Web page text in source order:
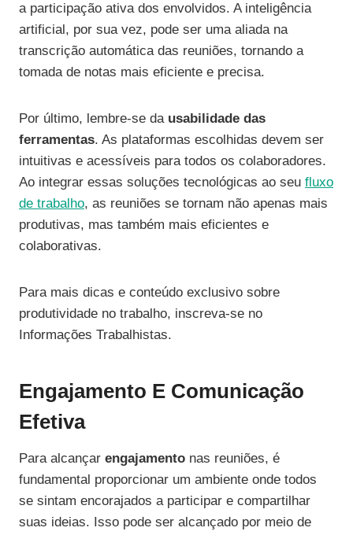
a participação ativa dos envolvidos. A inteligência
artificial, por sua vez, pode ser uma aliada na
transcrição automática das reuniões, tornando a
tomada de notas mais eficiente e precisa.
Por último, lembre-se da usabilidade das
ferramentas. As plataformas escolhidas devem ser
intuitivas e acessíveis para todos os colaboradores.
Ao integrar essas soluções tecnológicas ao seu fluxo
de trabalho, as reuniões se tornam não apenas mais
produtivas, mas também mais eficientes e
colaborativas.
Para mais dicas e conteúdo exclusivo sobre
produtividade no trabalho, inscreva-se no
Informações Trabalhistas.
Engajamento E Comunicação
Efetiva
Para alcançar engajamento nas reuniões, é
fundamental proporcionar um ambiente onde todos
se sintam encorajados a participar e compartilhar
suas ideias. Isso pode ser alcançado por meio de